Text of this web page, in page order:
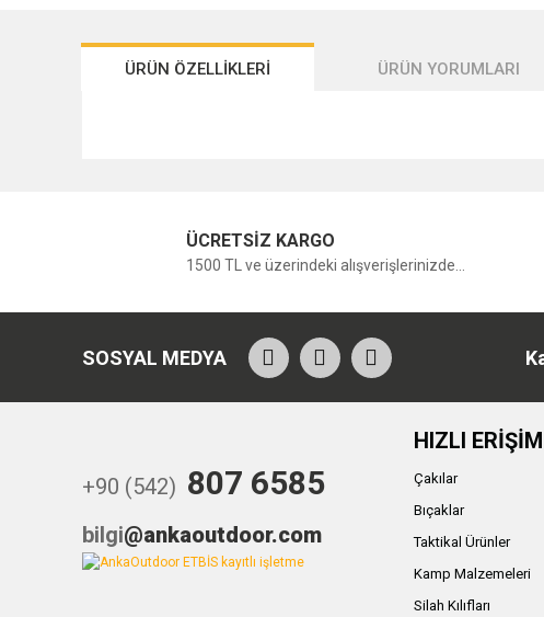
ÜRÜN ÖZELLİKLERİ ÜRÜN YORUMLARI
ÜCRETSİZ KARGO
1500 TL ve üzerindeki alışverişlerinizde...
SOSYAL MEDYA
+90 (542) 807 6585
bilgi@ankaoutdoor.com
HIZLI ERİŞİM
Çakılar
Bıçaklar
Taktikal Ürünler
Kamp Malzemeleri
Silah Kılıfları